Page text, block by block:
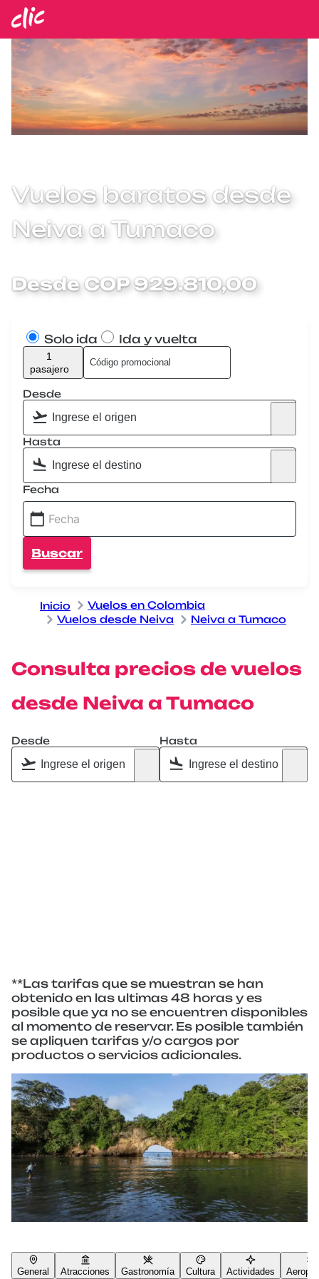
Vuelos baratos desde
Neiva a Tumaco
Desde COP 929.810,00
Solo ida Ida y vuelta
1
pasajero
Desde
Hasta
Fecha
Buscar
Inicio
Vuelos en Colombia
Vuelos desde Neiva
Neiva a Tumaco
Consulta precios de vuelos
desde Neiva a Tumaco
Desde Hasta
**Las tarifas que se muestran se han
obtenido en las ultimas 48 horas y es
posible que ya no se encuentren disponibles
al momento de reservar. Es posible también
se apliquen tarifas y/o cargos por
productos o servicios adicionales.
General Atracciones Gastronomía Cultura Actividades